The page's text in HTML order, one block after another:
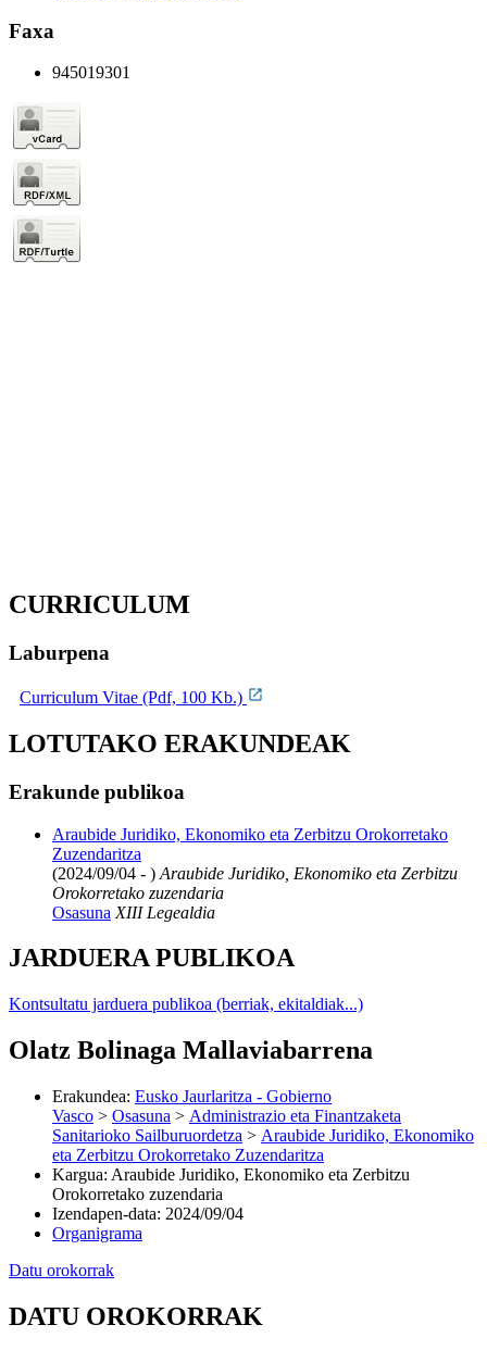
Faxa
945019301
CURRICULUM
Laburpena
Curriculum Vitae (Pdf, 100 Kb.)
LOTUTAKO ERAKUNDEAK
Erakunde publikoa
Araubide Juridiko, Ekonomiko eta Zerbitzu Orokorretako
Zuzendaritza
(2024/09/04 - ) Araubide Juridiko, Ekonomiko eta Zerbitzu
Orokorretako zuzendaria
Osasuna XIII Legealdia
JARDUERA PUBLIKOA
Kontsultatu jarduera publikoa (berriak, ekitaldiak...)
Olatz Bolinaga Mallaviabarrena
Erakundea: Eusko Jaurlaritza - Gobierno
Vasco > Osasuna > Administrazio eta Finantzaketa
Sanitarioko Sailburuordetza > Araubide Juridiko, Ekonomiko
eta Zerbitzu Orokorretako Zuzendaritza
Kargua: Araubide Juridiko, Ekonomiko eta Zerbitzu
Orokorretako zuzendaria
Izendapen-data: 2024/09/04
Organigrama
Datu orokorrak
DATU OROKORRAK